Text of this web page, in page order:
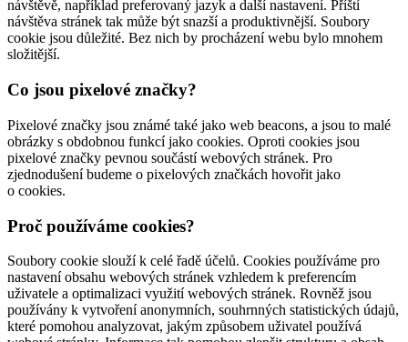
návštěvě, například preferovaný jazyk a další nastavení. Příští
návštěva stránek tak může být snazší a produktivnější. Soubory
cookie jsou důležité. Bez nich by procházení webu bylo mnohem
složitější.
Co jsou pixelové značky?
Pixelové značky jsou známé také jako web beacons, a jsou to malé
obrázky s obdobnou funkcí jako cookies. Oproti cookies jsou
pixelové značky pevnou součástí webových stránek. Pro
zjednodušení budeme o pixelových značkách hovořit jako
o cookies.
Proč používáme cookies?
Soubory cookie slouží k celé řadě účelů. Cookies používáme pro
nastavení obsahu webových stránek vzhledem k preferencím
uživatele a optimalizaci využití webových stránek. Rovněž jsou
používány k vytvoření anonymních, souhrnných statistických údajů,
které pomohou analyzovat, jakým způsobem uživatel používá